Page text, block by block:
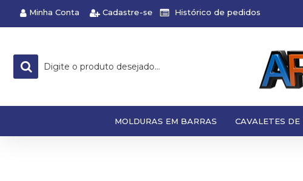
Minha Conta Cadastre-se Histórico de pedidos
MOLDURAS EM BARRAS CAVALETES DE